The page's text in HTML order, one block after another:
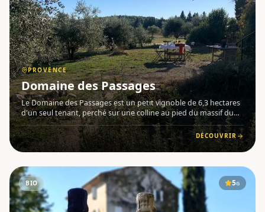
PROVENCE
Domaine des Passages
Le Domaine des Passages est un petit vignoble de 6,3 hectares
d'un seul tenant, perché sur une colline au pied du massif du
Luberon , à La Tour-d'Aigues dans le Vaucluse , en Provence .
Conduit par la vigneronne Marie Séité, ce domaine intiDÉCOUVRIR
BIO 5G